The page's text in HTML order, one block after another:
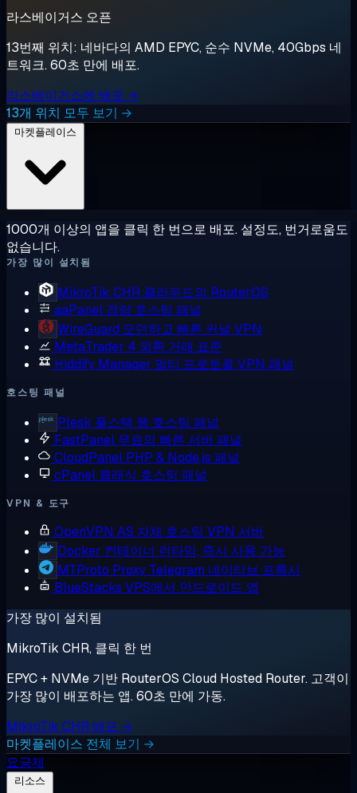
라스베이거스 오픈
13번째 위치: 네바다의 AMD EPYC, 순수 NVMe, 40Gbps 네
트워크. 60초 만에 배포.
라스베이거스에 배포 →
13개 위치 모두 보기 →
1000개 이상의 앱을 클릭 한 번으로 배포. 설정도, 번거로움도
없습니다.
가장 많이 설치됨
MikroTik CHR 클라우드의 RouterOS
aaPanel 경량 호스팅 패널
WireGuard 모던하고 빠른 커널 VPN
MetaTrader 4 외환 거래 표준
Hiddify Manager 멀티 프로토콜 VPN 패널
호스팅 패널
Plesk 풀스택 웹 호스팅 패널
FastPanel 무료의 빠른 서버 패널
CloudPanel PHP & Node.js 패널
cPanel 클래식 호스팅 패널
VPN & 도구
OpenVPN AS 자체 호스팅 VPN 서버
Docker 컨테이너 런타임, 즉시 사용 가능
MTProto Proxy Telegram 네이티브 프록시
BlueStacks VPS에서 안드로이드 앱
가장 많이 설치됨
MikroTik CHR, 클릭 한 번
EPYC + NVMe 기반 RouterOS Cloud Hosted Router. 고객이
가장 많이 배포하는 앱. 60초 만에 가동.
MikroTik CHR 배포 →
마켓플레이스 전체 보기 →
요금제